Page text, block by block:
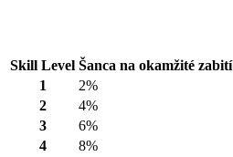
Skill Level Šanca na okamžité zabití
1
2%
2
4%
3
6%
4
8%